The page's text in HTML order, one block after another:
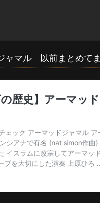
ャマル 以前まとめて